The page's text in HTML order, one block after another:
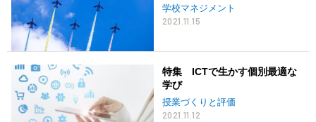
学校マネジメント
2021.11.15
特集 ICTで生かす個別最適な
学び
授業づくりと評価
2021.11.12